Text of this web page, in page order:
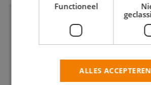
Functioneel
ALLES ACCEPTEREN